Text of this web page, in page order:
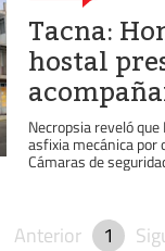
Tacna:
hostal
Necropsia reveló
asfixia mecánica por
Cámaras de
Anterior 1